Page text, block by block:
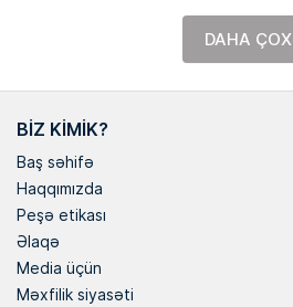
DAHA ÇOX
BIZ KIMIK?
Baş səhifə
Haqqımızda
Peşə etikası
Əlaqə
Media üçün
Məxfilik siyasəti